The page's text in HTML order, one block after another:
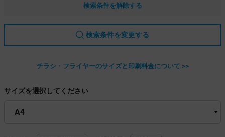
検索条件を解除する
検索条件を変更する
チラシ・フライヤーのサイズと印刷料金について >>
サイズを選択してください